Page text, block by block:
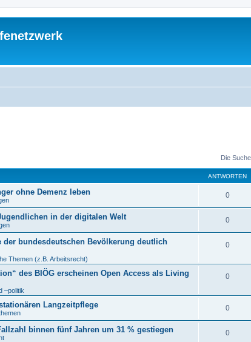
Die
ANTWORTEN
ohne Demenz leben 0
in der digitalen Welt 0
bundesdeutschen Bevölkerung deutlich
Themen (z.B. Arbeitsrecht)
0
des BIÖG erscheinen Open Access als Living
–politik
0
Langzeitpflege 0
binnen fünf Jahren um 31 % gestiegen 0